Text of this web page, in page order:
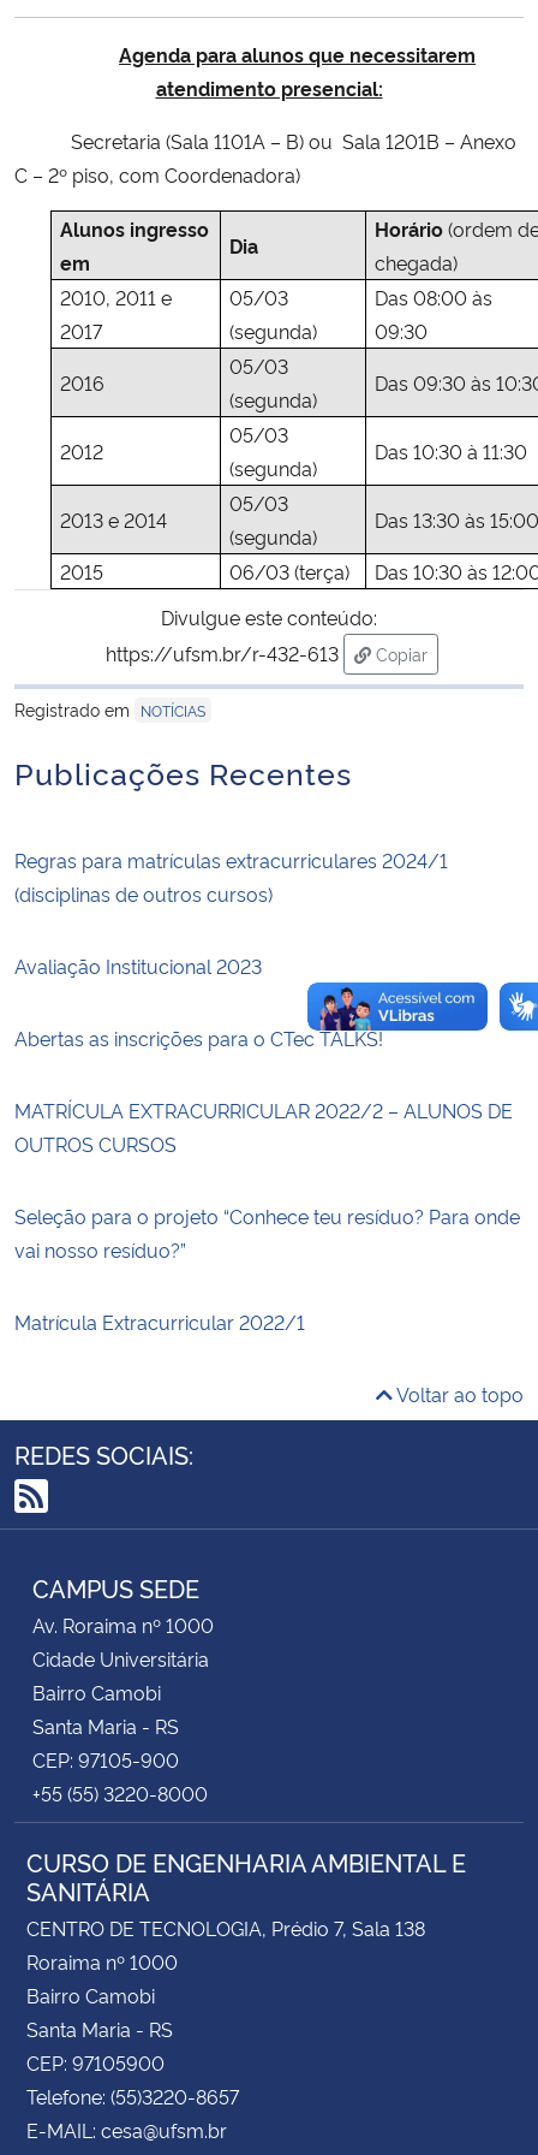
Ministério da Cidadania
Ministério de Minas e Energia
Ministério da Ciência, Tecnologia, Inovações e Comunicações
Ministério do Meio Ambiente
Ministério do Turismo
Ministério do Desenvolvimento Regional
Controladoria-Geral da União
Ministério da Mulher, da Família e dos Direitos Humanos
Secretaria-Geral
Secretaria de Governo
Gabinete de Segurança Institucional
Advocacia-Geral da União
Agenda para alunos que necessitarem
atendimento presencial:
Secretaria (Sala 1101A – B) ou Sala 1201B – Anexo
C – 2º piso, com Coordenadora)
Alunos ingresso
em
Dia
Horário(ordem
chegada)
2010, 2011 e
2017
05/03
(segunda)
Das 08:00 às
09:30
2016
05/03
(segunda)
Das 09:30 às
2012
05/03
(segunda)
Das 10:30 à 11:30
2013 e 2014
05/03
(segunda)
Das 13:30 às
2015
06/03 (terça)
Das 10:30 às
Divulgue este conteúdo:
https://ufsm.br/r-432-613
Copiar
para área de
Registrado em
NOTÍCIAS
Publicações Recentes
Regras para matrículas extracurriculares 2024/1
(disciplinas de outros cursos)
Avaliação Institucional 2023
Abertas as inscrições para o CTec TALKS!
MATRÍCULA EXTRACURRICULAR 2022/2 – ALUNOS DE
OUTROS CURSOS
Seleção para o projeto “Conhece teu resíduo? Para onde
vai nosso resíduo?”
Matrícula Extracurricular 2022/1
Voltar ao topo
REDES SOCIAIS:
RSS
CAMPUS SEDE
Av. Roraima nº 1000
Cidade Universitária
Bairro Camobi
Santa Maria - RS
CEP: 97105-900
+55 (55) 3220-8000
CURSO DE ENGENHARIA AMBIENTAL E
SANITÁRIA
CENTRO DE TECNOLOGIA, Prédio 7, Sala 138
Roraima nº 1000
Bairro Camobi
Santa Maria - RS
CEP: 97105900
Telefone: (55)3220-8657
E-MAIL: cesa@ufsm.br